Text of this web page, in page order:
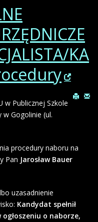
KA
w Publicznej Szkole
Gogolinie (ul.
procedury naboru na
Pan Jarosław Bauer
uzasadnienie
Kandydat spełnił
o naborze,